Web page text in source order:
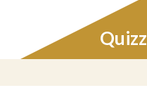
Quizz